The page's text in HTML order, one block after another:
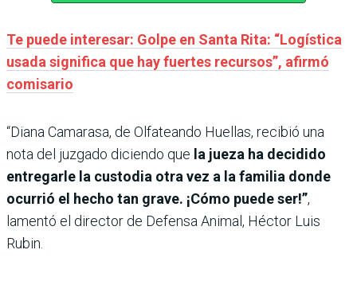
Te puede interesar: Golpe en Santa Rita: “Logística
usada significa que hay fuertes recursos”, afirmó
comisario
“Diana Camarasa, de Olfateando Huellas, recibió una
nota del juzgado diciendo que la jueza ha decidido
entregarle la custodia otra vez a la familia donde
ocurrió el hecho tan grave. ¡Cómo puede ser!”,
lamentó el director de Defensa Animal, Héctor Luis
Rubin.